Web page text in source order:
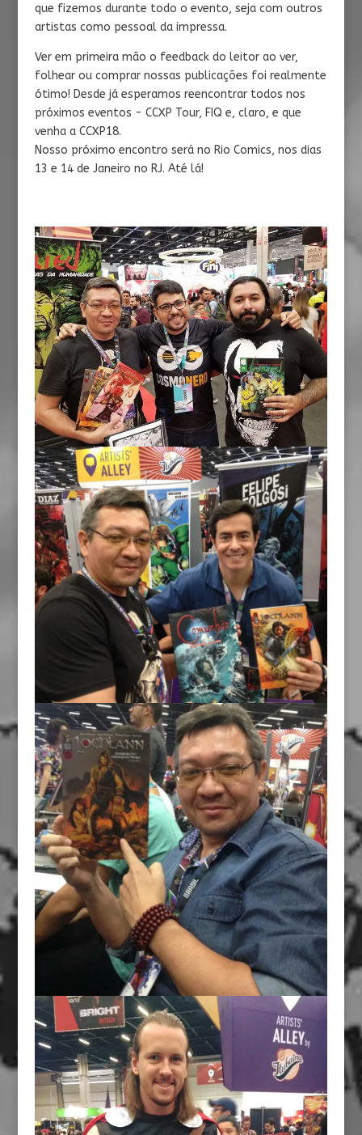
que fizemos durante todo o evento, seja com outros
artistas como pessoal da impressa.
Ver em primeira mão o feedback do leitor ao ver,
folhear ou comprar nossas publicações foi realmente
ótimo! Desde já esperamos reencontrar todos nos
próximos eventos - CCXP Tour, FIQ e, claro, e que
venha a CCXP18.
Nosso próximo encontro será no Rio Comics, nos dias
13 e 14 de Janeiro no RJ. Até lá!